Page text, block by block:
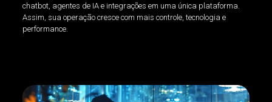
chatbot, agentes de IA e integrações em uma única plataforma.
Assim, sua operação cresce com mais controle, tecnologia e
performance.